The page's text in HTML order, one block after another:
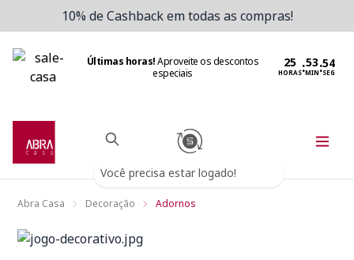
10% de Cashback em todas as compras!
Últimas horas!Aproveite os descontos
especiais
HORAS:MIN:SEG
Você precisa estar logado!
Abra Casa Decoração Adornos